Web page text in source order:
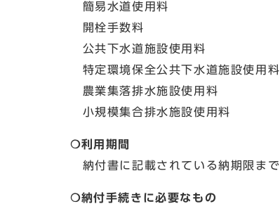
簡易水道使用料
開栓手数料
公共下水道施設使用料
特定環境保全公共下水道施設使用料
農業集落排水施設使用料
小規模集合排水施設使用料
❍利用期間
納付書に記載されている納期限まで
❍納付手続きに必要なもの